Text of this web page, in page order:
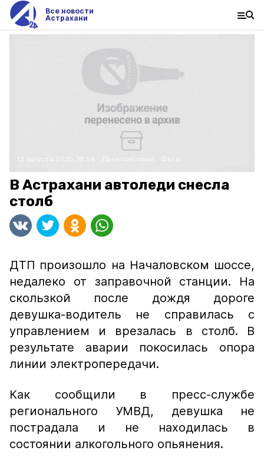
Все новости
Астрахани
В Астрахани автоледи снесла
столб
ДТП произошло на Началовском шоссе,
недалеко от заправочной станции. На
скользкой после дождя дороге
девушка-водитель не справилась с
управлением и врезалась в столб. В
результате аварии покосилась опора
линии электропередачи.
Как сообщили в пресс-службе
регионального УМВД, девушка не
пострадала и не находилась в
состоянии алкогольного опьянения.